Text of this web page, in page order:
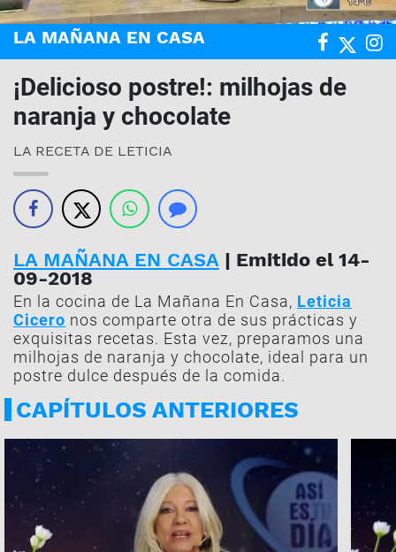
LA MAÑANA EN CASA
¡Delicioso postre!: milhojas de
naranja y chocolate
LA RECETA DE LETICIA
LA MAÑANA EN CASA | Emitido el 14-
09-2018
En la cocina de La Mañana En Casa, Leticia
Cicero nos comparte otra de sus prácticas y
exquisitas recetas. Esta vez, preparamos una
milhojas de naranja y chocolate, ideal para un
postre dulce después de la comida.
CAPÍTULOS ANTERIORES